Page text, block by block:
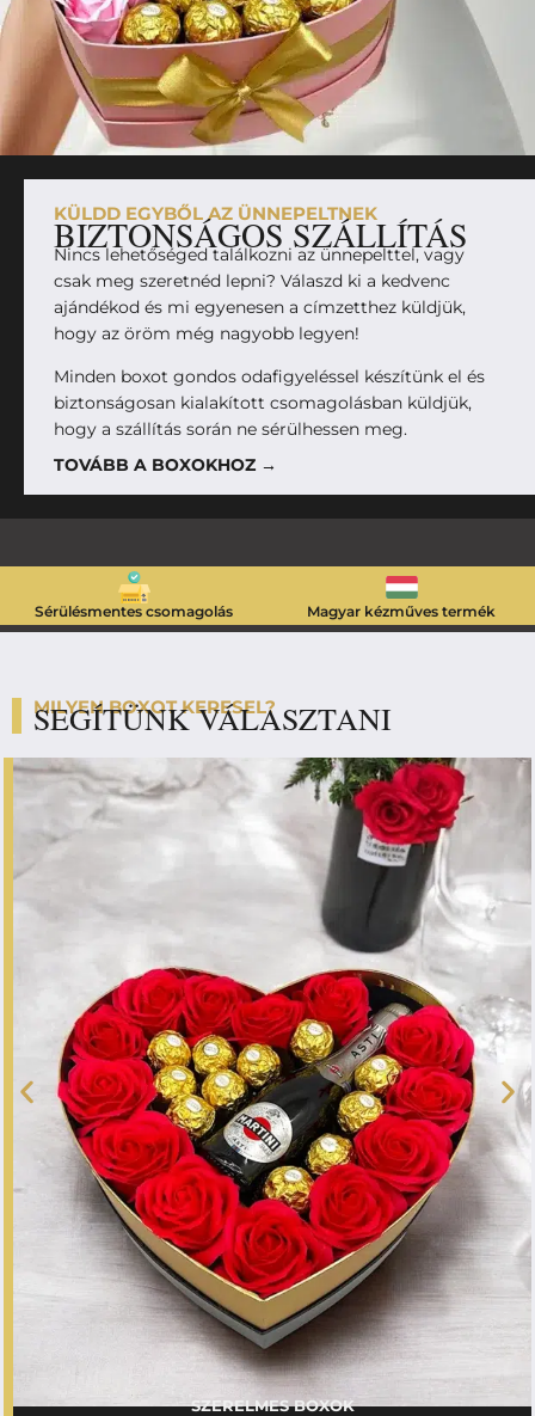
KÜLDD EGYBŐL AZ ÜNNEPELTNEK
BIZTONSÁGOS SZÁLLÍTÁS
Nincs lehetőséged találkozni az ünnepelttel, vagy
csak meg szeretnéd lepni? Válaszd ki a kedvenc
ajándékod és mi egyenesen a címzetthez küldjük,
hogy az öröm még nagyobb legyen!
Minden boxot gondos odafigyeléssel készítünk el és
biztonságosan kialakított csomagolásban küldjük,
hogy a szállítás során ne sérülhessen meg.
TOVÁBB A BOXOKHOZ →
Sérülésmentes csomagolás Magyar kézműves termék
MILYEN BOXOT KERESEL?
SEGÍTÜNK VÁLASZTANI
SZERELMES BOXOK